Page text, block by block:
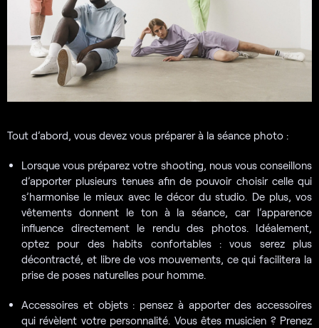
Tout d’abord, vous devez vous préparer à la séance photo :
Lorsque vous préparez votre shooting, nous vous conseillons
d’apporter plusieurs tenues afin de pouvoir choisir celle qui
s’harmonise le mieux avec le décor du studio. De plus, vos
vêtements donnent le ton à la séance, car l’apparence
influence directement le rendu des photos. Idéalement,
optez pour des habits confortables : vous serez plus
décontracté, et libre de vos mouvements, ce qui facilitera la
prise de poses naturelles pour homme.
Accessoires et objets : pensez à apporter des accessoires
qui révèlent votre personnalité. Vous êtes musicien ? Prenez